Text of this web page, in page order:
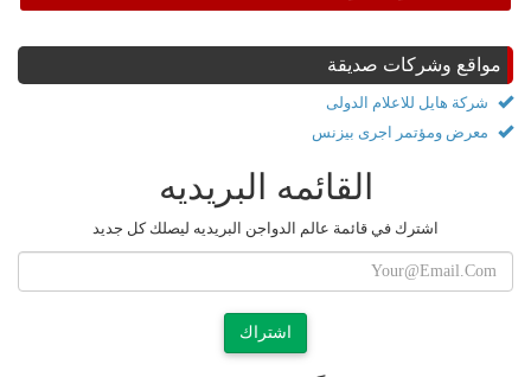
مواقع وشركات صديقة
شركة هايل للاعلام الدولى
معرض ومؤتمر اجرى بيزنس
القائمه البريديه
اشترك في قائمة عالم الدواجن البريديه ليصلك كل جديد
اشتراك